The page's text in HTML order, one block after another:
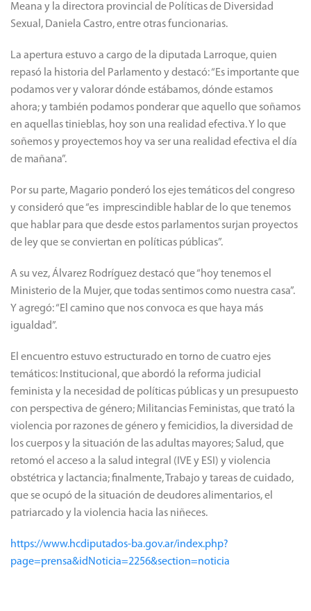
Meana y la directora provincial de Políticas de Diversidad
Sexual, Daniela Castro, entre otras funcionarias.
La apertura estuvo a cargo de la diputada Larroque, quien
repasó la historia del Parlamento y destacó: “Es importante que
podamos ver y valorar dónde estábamos, dónde estamos
ahora; y también podamos ponderar que aquello que soñamos
en aquellas tinieblas, hoy son una realidad efectiva. Y lo que
soñemos y proyectemos hoy va ser una realidad efectiva el día
de mañana”.
Por su parte, Magario ponderó los ejes temáticos del congreso
y consideró que “es imprescindible hablar de lo que tenemos
que hablar para que desde estos parlamentos surjan proyectos
de ley que se conviertan en políticas públicas”.
A su vez, Álvarez Rodríguez destacó que “hoy tenemos el
Ministerio de la Mujer, que todas sentimos como nuestra casa”.
Y agregó: “El camino que nos convoca es que haya más
igualdad”.
El encuentro estuvo estructurado en torno de cuatro ejes
temáticos: Institucional, que abordó la reforma judicial
feminista y la necesidad de políticas públicas y un presupuesto
con perspectiva de género; Militancias Feministas, que trató la
violencia por razones de género y femicidios, la diversidad de
los cuerpos y la situación de las adultas mayores; Salud, que
retomó el acceso a la salud integral (IVE y ESI) y violencia
obstétrica y lactancia; finalmente, Trabajo y tareas de cuidado,
que se ocupó de la situación de deudores alimentarios, el
patriarcado y la violencia hacia las niñeces.
https://www.hcdiputados-ba.gov.ar/index.php?
page=prensa&idNoticia=2256&section=noticia